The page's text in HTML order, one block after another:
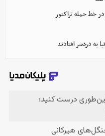
خط حمله تراکتور
به دردسر افتادند